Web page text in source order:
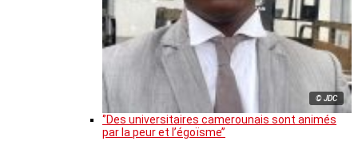
© JDC
‘’Des universitaires camerounais sont animés
par la peur et l’égoïsme’’